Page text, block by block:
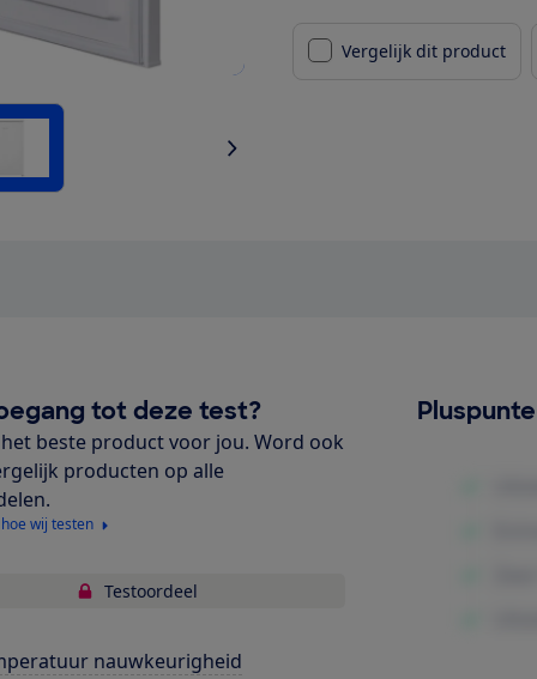
Vergelijk dit product
tot deze test?
beste product voor jou. Word ook
producten op alle
wij testen
Testoordeel
nauwkeurigheid